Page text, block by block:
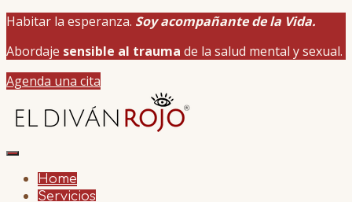
Habitar la esperanza. Soy acompañante de la Vida.
Abordaje sensible al trauma de la salud mental y sexual.
Agenda una cita
Home
Servicios